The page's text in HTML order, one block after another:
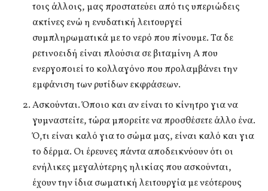
τοις άλλοις, μας προστατεύει από τις υπεριώδεις
ακτίνες ενώ η ενυδατική λειτουργεί
συμπληρωματικά με το νερό που πίνουμε. Τα δε
ρετινοειδή είναι πλούσια σε βιταμίνη Α που
ενεργοποιεί το κολλαγόνο που προλαμβάνει την
εμφάνιση των ρυτίδων εκφράσεων.
Ασκούνται. Όποιο και αν είναι το κίνητρο για να
γυμναστείτε, τώρα μπορείτε να προσθέσετε άλλο ένα.
Ό,τι είναι καλό για το σώμα μας, είναι καλό και για
το δέρμα. Οι έρευνες πάντα αποδεικνύουν ότι οι
ενήλικες μεγαλύτερης ηλικίας που ασκούνται,
έχουν την ίδια σωματική λειτουργία με νεότερους